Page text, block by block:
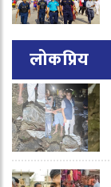
लोकप्रिय